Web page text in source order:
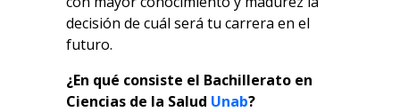
decisión de cuál será tu carrera en el
futuro.
¿En qué consiste el Bachillerato en
Ciencias de la Salud Unab?